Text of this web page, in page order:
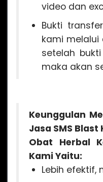
video dan
Bukti
kami melalui
setelah
maka akan
Keunggulan
Jasa SMS
Obat Herbal
Kami Yaitu:
Lebih efektif,